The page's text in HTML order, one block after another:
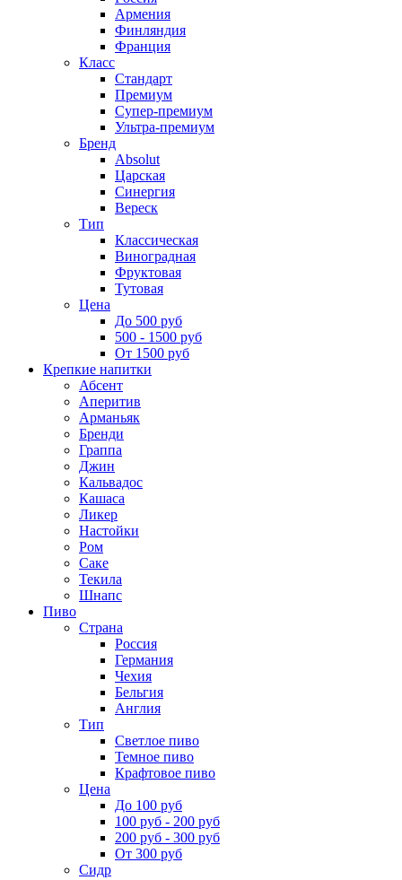
Армения
Финляндия
Франция
Класс
Стандарт
Премиум
Супер-премиум
Ультра-премиум
Бренд
Absolut
Царская
Синергия
Вереск
Тип
Классическая
Виноградная
Фруктовая
Тутовая
Цена
До 500 руб
500 - 1500 руб
От 1500 руб
Крепкие напитки
Абсент
Аперитив
Арманьяк
Бренди
Граппа
Джин
Кальвадос
Кашаса
Ликер
Настойки
Ром
Саке
Текила
Шнапс
Пиво
Страна
Россия
Германия
Чехия
Бельгия
Англия
Тип
Светлое пиво
Темное пиво
Крафтовое пиво
Цена
До 100 руб
100 руб - 200 руб
200 руб - 300 руб
От 300 руб
Сидр